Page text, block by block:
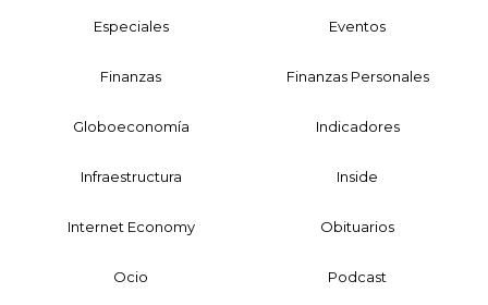
Especiales Eventos
Finanzas Finanzas Personales
Globoeconomía Indicadores
Infraestructura Inside
Internet Economy Obituarios
Ocio Podcast